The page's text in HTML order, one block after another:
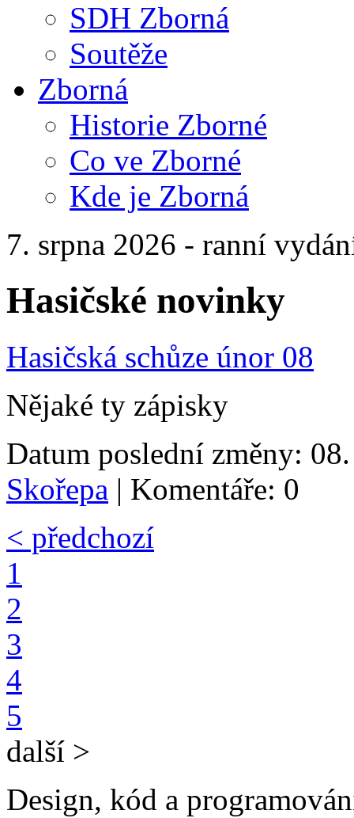
SDH Zborná
Soutěže
Zborná
Historie Zborné
Co ve Zborné
Kde je Zborná
7. srpna 2026 - ranní
Hasičské novinky
Hasičská schůze únor 08
Nějaké ty zápisky
Datum poslední změny:
Skořepa | Komentáře: 0
< předchozí
1
2
3
4
5
další >
Design, kód a